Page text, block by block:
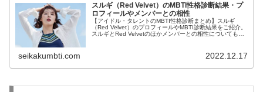
スルギ（Red Velvet）のMBTI性格診断結果・プ
ロフィールやメンバーとの相性
【アイドル・タレントのMBTI性格診断まとめ】スルギ
（Red Velvet）のプロフィールやMBTI診断結果をご紹介。
スルギとRed Velvetのほかメンバーとの相性についても紹
seikakumbti.com 2022.12.17